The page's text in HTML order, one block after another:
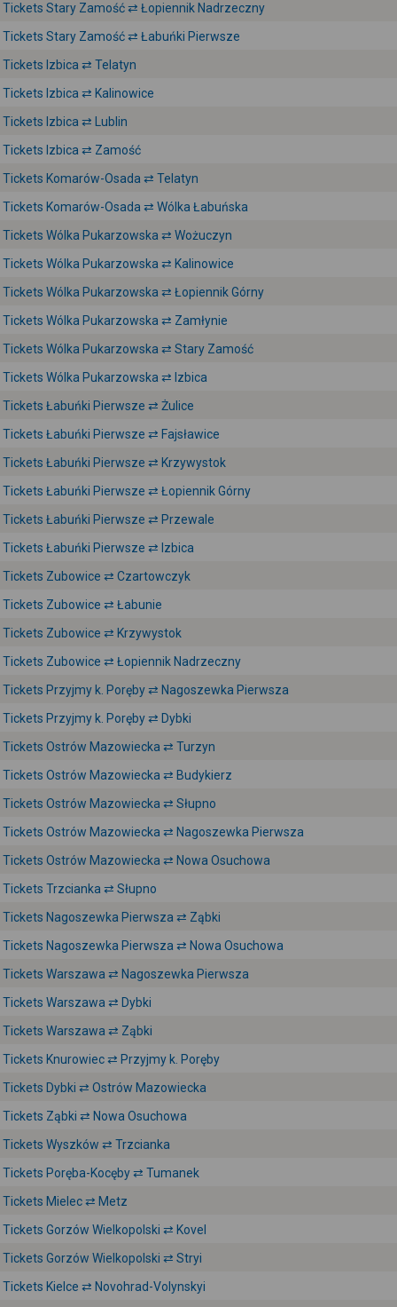
Tickets Stary Zamość ⇄ Łopiennik Nadrzeczny
Tickets Stary Zamość ⇄ Łabuńki Pierwsze
Tickets Izbica ⇄ Telatyn
Tickets Izbica ⇄ Kalinowice
Tickets Izbica ⇄ Lublin
Tickets Izbica ⇄ Zamość
Tickets Komarów-Osada ⇄ Telatyn
Tickets Komarów-Osada ⇄ Wólka Łabuńska
Tickets Wólka Pukarzowska ⇄ Wożuczyn
Tickets Wólka Pukarzowska ⇄ Kalinowice
Tickets Wólka Pukarzowska ⇄ Łopiennik Górny
Tickets Wólka Pukarzowska ⇄ Zamłynie
Tickets Wólka Pukarzowska ⇄ Stary Zamość
Tickets Wólka Pukarzowska ⇄ Izbica
Tickets Łabuńki Pierwsze ⇄ Żulice
Tickets Łabuńki Pierwsze ⇄ Fajsławice
Tickets Łabuńki Pierwsze ⇄ Krzywystok
Tickets Łabuńki Pierwsze ⇄ Łopiennik Górny
Tickets Łabuńki Pierwsze ⇄ Przewale
Tickets Łabuńki Pierwsze ⇄ Izbica
Tickets Zubowice ⇄ Czartowczyk
Tickets Zubowice ⇄ Łabunie
Tickets Zubowice ⇄ Krzywystok
Tickets Zubowice ⇄ Łopiennik Nadrzeczny
Tickets Przyjmy k. Poręby ⇄ Nagoszewka Pierwsza
Tickets Przyjmy k. Poręby ⇄ Dybki
Tickets Ostrów Mazowiecka ⇄ Turzyn
Tickets Ostrów Mazowiecka ⇄ Budykierz
Tickets Ostrów Mazowiecka ⇄ Słupno
Tickets Ostrów Mazowiecka ⇄ Nagoszewka Pierwsza
Tickets Ostrów Mazowiecka ⇄ Nowa Osuchowa
Tickets Trzcianka ⇄ Słupno
Tickets Nagoszewka Pierwsza ⇄ Ząbki
Tickets Nagoszewka Pierwsza ⇄ Nowa Osuchowa
Tickets Warszawa ⇄ Nagoszewka Pierwsza
Tickets Warszawa ⇄ Dybki
Tickets Warszawa ⇄ Ząbki
Tickets Knurowiec ⇄ Przyjmy k. Poręby
Tickets Dybki ⇄ Ostrów Mazowiecka
Tickets Ząbki ⇄ Nowa Osuchowa
Tickets Wyszków ⇄ Trzcianka
Tickets Poręba-Kocęby ⇄ Tumanek
Tickets Mielec ⇄ Metz
Tickets Gorzów Wielkopolski ⇄ Kovel
Tickets Gorzów Wielkopolski ⇄ Stryi
Tickets Kielce ⇄ Novohrad-Volynskyi